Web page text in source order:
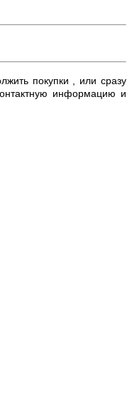
покупки , или сразу
информацию и